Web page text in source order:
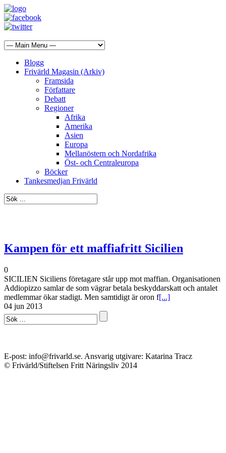
Blogg
Frivärld Magasin (Arkiv)
Framsida
Författare
Debatt
Regioner
Afrika
Amerika
Asien
Europa
Mellanöstern och Nordafrika
Öst- och Centraleuropa
Böcker
Tankesmedjan Frivärld
Kampen för ett maffiafritt Sicilien
0
SICILIEN Siciliens företagare står upp mot maffian. Organisationen
Addiopizzo samlar de som vägrar betala beskyddarskatt och antalet
medlemmar ökar stadigt. Men samtidigt är oron f[...]
04 jun 2013
E-post: info@frivarld.se. Ansvarig utgivare: Katarina Tracz
© Frivärld/Stiftelsen Fritt Näringsliv 2014